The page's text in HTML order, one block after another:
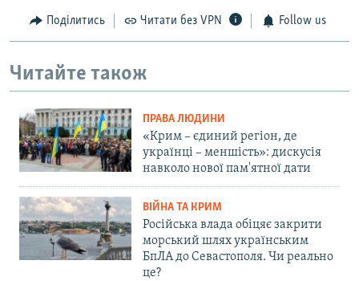
Поділитись Читати без VPN Follow us
Читайте також
ПРАВА ЛЮДИНИ
«Крим – єдиний регіон, де
українці – меншість»: дискусія
навколо нової пам'ятної дати
ВІЙНА ТА КРИМ
Російська влада обіцяє закрити
морський шлях українським
БпЛА до Севастополя. Чи реально
це?